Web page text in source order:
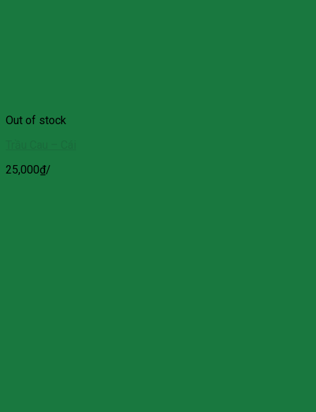
Out of stock
25,000₫/